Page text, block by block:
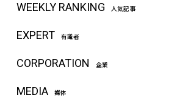
WEEKLY RANKING 人気記事
EXPERT 有識者
CORPORATION 企業
MEDIA 媒体